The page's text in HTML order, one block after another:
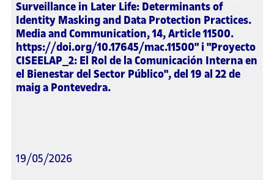
Surveillance in Later Life: Determinants of
Identity Masking and Data Protection Practices.
Media and Communication, 14, Article 11500.
https://doi.org/10.17645/mac.11500" i "Proyecto
CISEELAP_2: El Rol de la Comunicación Interna en
el Bienestar del Sector Público", del 19 al 22 de
maig a Pontevedra.
19/05/2026